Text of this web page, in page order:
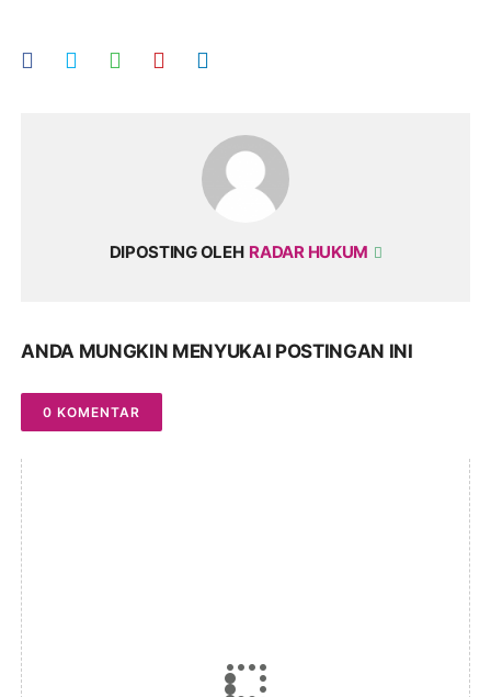
DIPOSTING OLEH RADAR HUKUM
ANDA MUNGKIN MENYUKAI POSTINGAN INI
0 KOMENTAR